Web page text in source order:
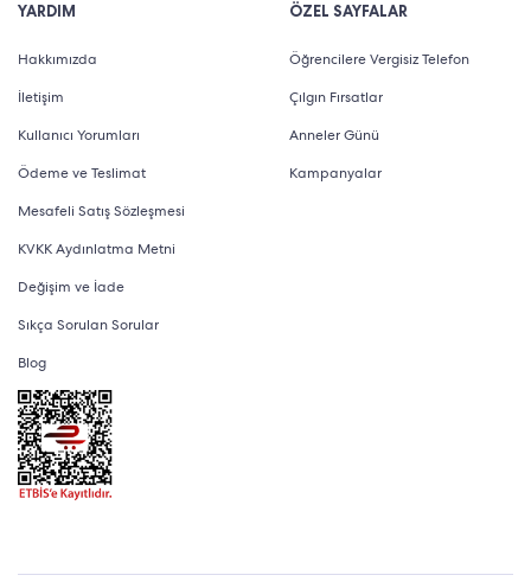
YARDIM
Hakkımızda
İletişim
Kullanıcı Yorumları
Ödeme ve Teslimat
Mesafeli Satış Sözleşmesi
KVKK Aydınlatma Metni
Değişim ve İade
Sıkça Sorulan Sorular
Blog
ÖZEL SAYFALAR
Öğrencilere Vergisiz Telefon
Çılgın Fırsatlar
Anneler Günü
Kampanyalar